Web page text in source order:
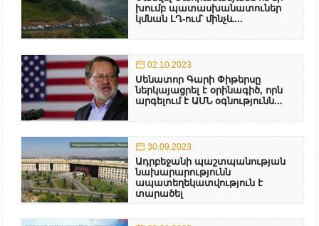
խումբ պատասխանատուներ
կմնան ԼՂ-ում՝ մինչև...
02.10.2023
Սենատոր Գարի Փիթերսը
ներկայացրել է օրինագիծ, որն
արգելում է ԱՄՆ օգնությունն...
30.09.2023
Ադրբեջանի պաշտպանության
նախարարությունն
ապատեղեկատվություն է
տարածել